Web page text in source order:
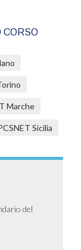
CORSO
Marche
Sicilia
del